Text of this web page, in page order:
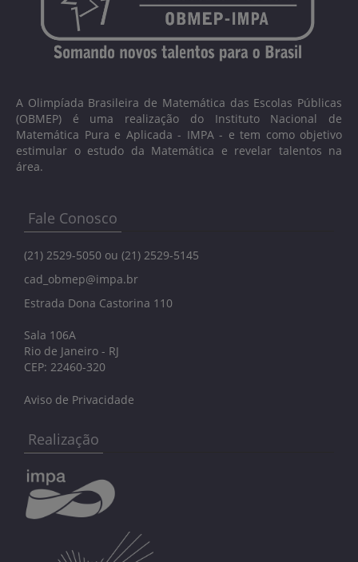
A Olimpíada Brasileira de Matemática das Escolas Públicas
(OBMEP) é uma realização do Instituto Nacional de
Matemática Pura e Aplicada - IMPA - e tem como objetivo
estimular o estudo da Matemática e revelar talentos na
área.
Fale Conosco
(21) 2529-5050 ou (21) 2529-5145
cad_obmep@impa.br
Estrada Dona Castorina 110
Sala 106A
Rio de Janeiro - RJ
CEP: 22460-320
Aviso de Privacidade
Realização